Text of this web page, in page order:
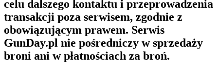
celu dalszego kontaktu i przeprowadzenia
transakcji poza serwisem, zgodnie z
obowiązującym prawem. Serwis
GunDay.pl nie pośredniczy w sprzedaży
broni ani w płatnościach za broń.